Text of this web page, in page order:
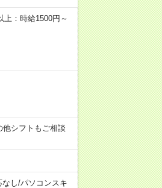
：時給1500円～
シフトもご相談
し/パソコンスキ